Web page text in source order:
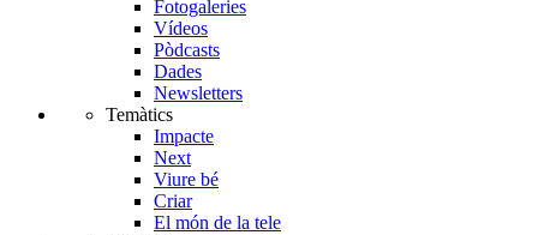
Fotogaleries
Vídeos
Pòdcasts
Dades
Newsletters
Temàtics
Impacte
Next
Viure bé
Criar
El món de la tele